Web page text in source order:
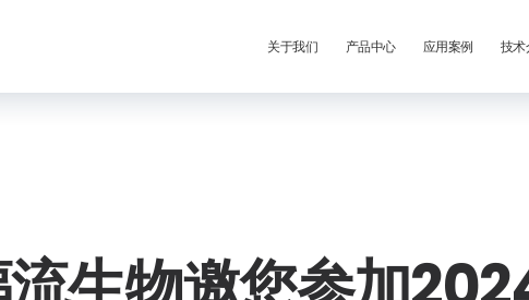
关于我们 产品中心 应用案例 技术